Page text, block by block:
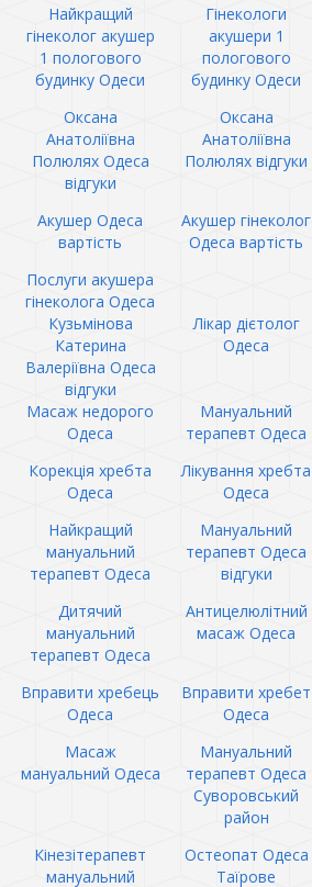
Найкращий
гінеколог акушер
1 пологового
будинку Одеси
Гінекологи
акушери 1
пологового
будинку Одеси
Оксана
Анатоліївна
Полюлях Одеса
відгуки
Оксана
Анатоліївна
Полюлях відгуки
Акушер Одеса
вартість
Акушер гінеколог
Одеса вартість
Послуги акушера
гінеколога Одеса
Кузьмінова
Катерина
Валеріївна Одеса
відгуки
Лікар дієтолог
Одеса
Масаж недорого
Одеса
Мануальний
терапевт Одеса
Корекція хребта
Одеса
Лікування хребта
Одеса
Найкращий
мануальний
терапевт Одеса
Мануальний
терапевт Одеса
відгуки
Дитячий
мануальний
терапевт Одеса
Антицелюлітний
масаж Одеса
Вправити хребець
Одеса
Вправити хребет
Одеса
Масаж
мануальний Одеса
Мануальний
терапевт Одеса
Суворовський
район
Кінезітерапевт
мануальний
Остеопат Одеса
Таїрове